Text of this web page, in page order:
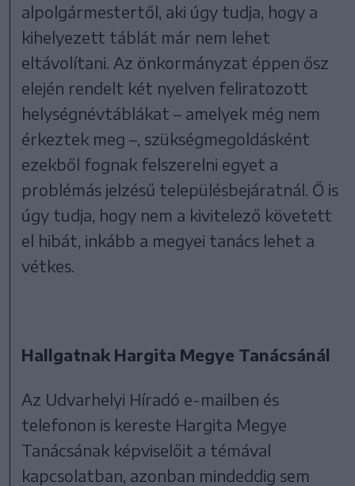
alpolgármestertől, aki úgy tudja, hogy a
kihelyezett táblát már nem lehet
eltávolítani. Az önkormányzat éppen ősz
elején rendelt két nyelven feliratozott
helységnévtáblákat – amelyek még nem
érkeztek meg –, szükségmegoldásként
ezekből fognak felszerelni egyet a
problémás jelzésű településbejáratnál. Ő is
úgy tudja, hogy nem a kivitelező követett
el hibát, inkább a megyei tanács lehet a
vétkes.
Hallgatnak Hargita Megye Tanácsánál
Az Udvarhelyi Híradó e-mailben és
telefonon is kereste Hargita Megye
Tanácsának képviselőit a témával
kapcsolatban, azonban mindeddig sem